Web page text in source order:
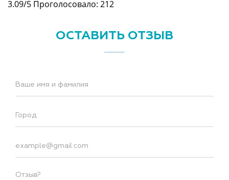
3.09/5 Проголосовало: 212
ОСТАВИТЬ ОТЗЫВ